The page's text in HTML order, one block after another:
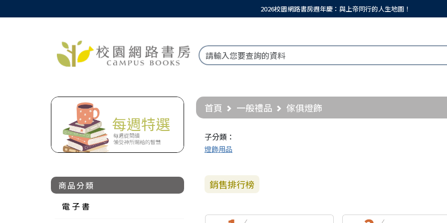
2026校園網路書房週年慶：與上帝同行的人生地圖！
商品分類
電 子 書
首頁 一般禮品 傢俱燈飾
子分類：
燈飾用品
銷售排行榜